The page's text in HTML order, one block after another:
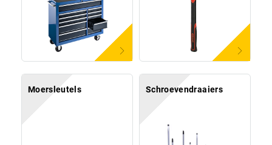
Moersleutels Schroevendraaiers